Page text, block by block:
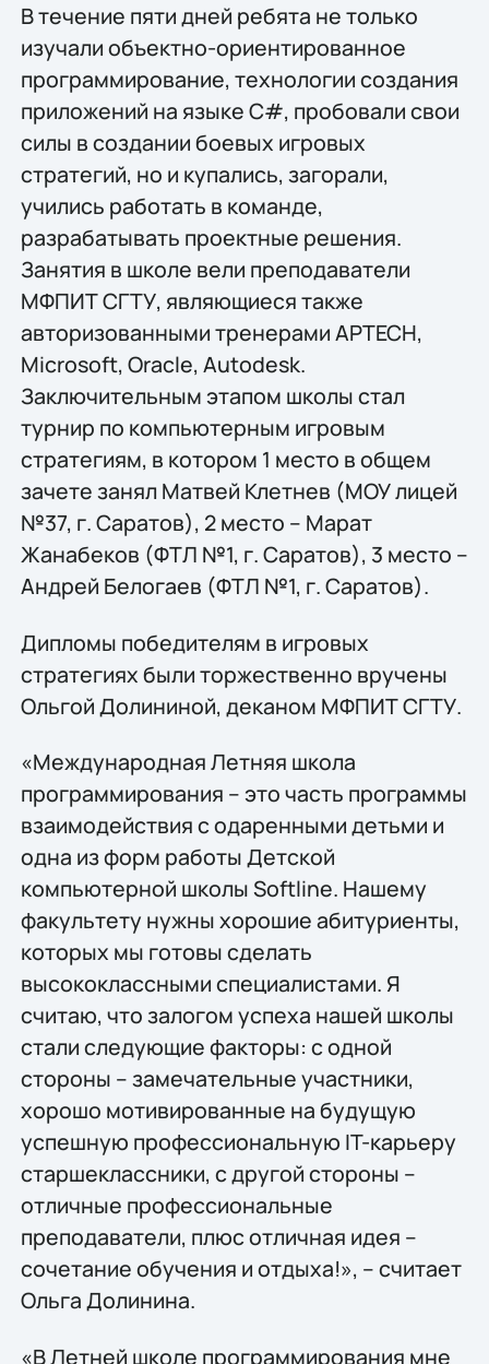
В течение пяти дней ребята не только
изучали объектно-ориентированное
программирование, технологии создания
приложений на языке C#, пробовали свои
силы в создании боевых игровых
стратегий, но и купались, загорали,
учились работать в команде,
разрабатывать проектные решения.
Занятия в школе вели преподаватели
МФПИТ СГТУ, являющиеся также
авторизованными тренерами АРТЕСН,
Microsoft, Oracle, Autodesk.
Заключительным этапом школы стал
турнир по компьютерным игровым
стратегиям, в котором 1 место в общем
зачете занял Матвей Клетнев (МОУ лицей
№37, г. Саратов), 2 место – Марат
Жанабеков (ФТЛ №1, г. Саратов), 3 место –
Андрей Белогаев (ФТЛ №1, г. Саратов).
Дипломы победителям в игровых
стратегиях были торжественно вручены
Ольгой Долининой, деканом МФПИТ СГТУ.
«Международная Летняя школа
программирования – это часть программы
взаимодействия с одаренными детьми и
одна из форм работы Детской
компьютерной школы Softline. Нашему
факультету нужны хорошие абитуриенты,
которых мы готовы сделать
высококлассными специалистами. Я
считаю, что залогом успеха нашей школы
стали следующие факторы: с одной
стороны – замечательные участники,
хорошо мотивированные на будущую
успешную профессиональную IT-карьеру
старшеклассники, с другой стороны –
отличные профессиональные
преподаватели, плюс отличная идея –
сочетание обучения и отдыха!», – считает
Ольга Долинина.
«В Летней школе программирования мне